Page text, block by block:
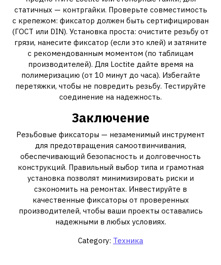
статичных — контргайки. Проверьте совместимость
с крепежом: фиксатор должен быть сертифицирован
(ГОСТ или DIN). Установка проста: очистите резьбу от
грязи, нанесите фиксатор (если это клей) и затяните
с рекомендованным моментом (по таблицам
производителей). Для Loctite дайте время на
полимеризацию (от 10 минут до часа). Избегайте
перетяжки, чтобы не повредить резьбу. Тестируйте
соединение на надежность.
Заключение
Резьбовые фиксаторы — незаменимый инструмент
для предотвращения самоотвинчивания,
обеспечивающий безопасность и долговечность
конструкций. Правильный выбор типа и грамотная
установка позволят минимизировать риски и
сэкономить на ремонтах. Инвестируйте в
качественные фиксаторы от проверенных
производителей, чтобы ваши проекты оставались
надежными в любых условиях.
Category: Техника